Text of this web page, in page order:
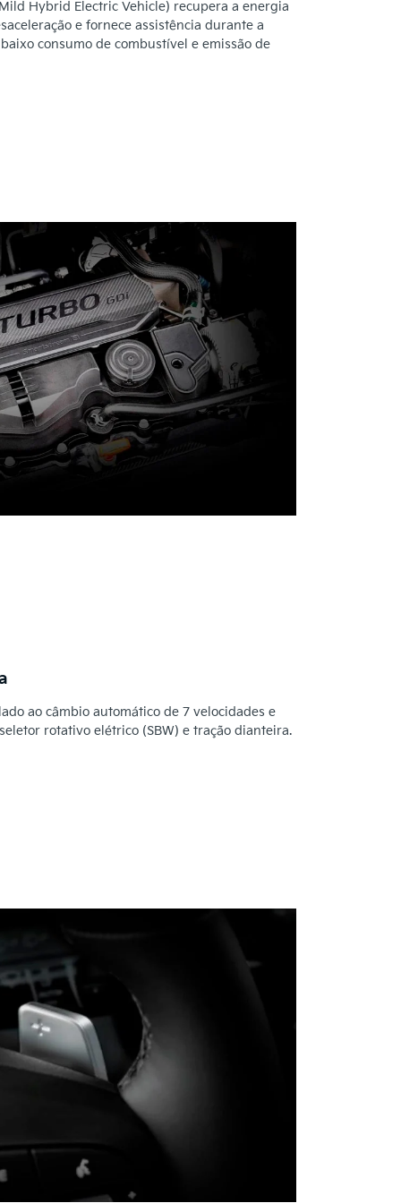
Hybrid Electric Vehicle) recupera a energia
e fornece assistência durante a
consumo de combustível e emissão de
ao câmbio automático de 7 velocidades e
rotativo elétrico (SBW) e tração dianteira.